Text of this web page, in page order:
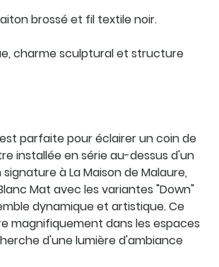
brossé et fil textile noir.
charme sculptural et structure
est parfaite pour éclairer un coin de
installée en série au-dessus d'un
à La Maison de Malaure,
Mat avec les variantes "Down"
dynamique et artistique. Ce
magnifiquement dans les espaces
d'une lumière d'ambiance